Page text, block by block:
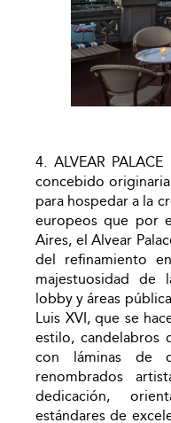
4. ALVEAR
concebido
para hospedar a la
europeos que por
Aires, el Alvear
del refinamiento
majestuosidad de
lobby y áreas
Luis XVI, que se
estilo, candelabros
con láminas
renombrados
dedicación,
estándares de